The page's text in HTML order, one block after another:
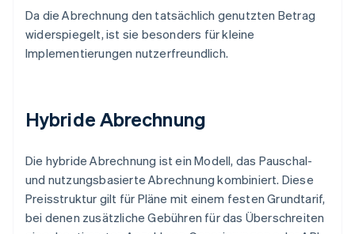
Da die Abrechnung den tatsächlich genutzten Betrag
widerspiegelt, ist sie besonders für kleine
Implementierungen nutzerfreundlich.
Hybride Abrechnung
Die hybride Abrechnung ist ein Modell, das Pauschal-
und nutzungsbasierte Abrechnung kombiniert. Diese
Preisstruktur gilt für Pläne mit einem festen Grundtarif,
bei denen zusätzliche Gebühren für das Überschreiten